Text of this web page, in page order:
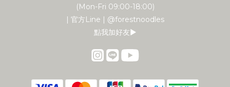
(Mon-Fri 09:00-18:00)
| 官方Line | @forestnoodles
點我加好友▶︎